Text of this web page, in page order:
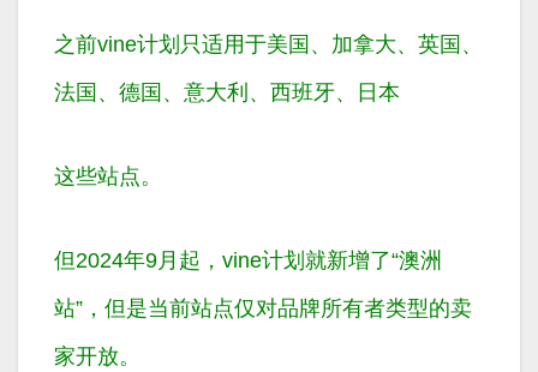
之前vine计划只适用于美国、加拿大、英国、
法国、德国、意大利、西班牙、日本
这些站点。
但2024年9月起，vine计划就新增了“澳洲
站”，但是当前站点仅对品牌所有者类型的卖
家开放。